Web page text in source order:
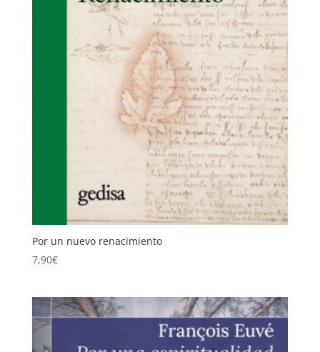
Por un nuevo renacimiento
7,90€